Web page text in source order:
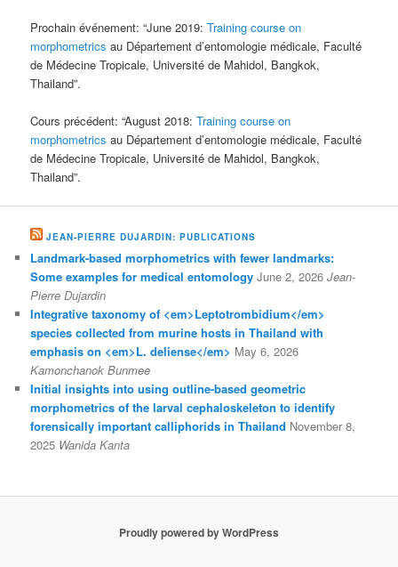
Prochain événement: “June 2019:Training course on
morphometrics au Département d’entomologie médicale, Faculté
de Médecine Tropicale, Université de Mahidol, Bangkok,
Thailand”.
Cours précédent: “August 2018:Training course on
morphometrics au Département d’entomologie médicale, Faculté
de Médecine Tropicale, Université de Mahidol, Bangkok,
Thailand”.
JEAN-PIERRE DUJARDIN: PUBLICATIONS
Landmark-based morphometrics with fewer landmarks:
Some examples for medical entomology June 2, 2026 Jean-
Pierre Dujardin
Integrative taxonomy of <em>Leptotrombidium</em>
species collected from murine hosts in Thailand with
emphasis on <em>L. deliense</em> May 6, 2026
Kamonchanok Bunmee
Initial insights into using outline-based geometric
morphometrics of the larval cephaloskeleton to identify
forensically important calliphorids in Thailand November 8,
2025 Wanida Kanta
Proudly powered by WordPress